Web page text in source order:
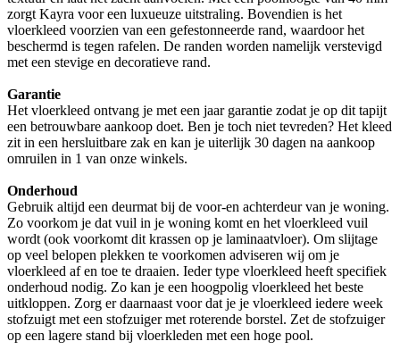
zorgt Kayra voor een luxueuze uitstraling. Bovendien is het
vloerkleed voorzien van een gefestonneerde rand, waardoor het
beschermd is tegen rafelen. De randen worden namelijk verstevigd
met een stevige en decoratieve rand.
Garantie
Het vloerkleed ontvang je met een jaar garantie zodat je op dit tapijt
een betrouwbare aankoop doet. Ben je toch niet tevreden? Het kleed
zit in een hersluitbare zak en kan je uiterlijk 30 dagen na aankoop
omruilen in 1 van onze winkels.
Onderhoud
Gebruik altijd een deurmat bij de voor-en achterdeur van je woning.
Zo voorkom je dat vuil in je woning komt en het vloerkleed vuil
wordt (ook voorkomt dit krassen op je laminaatvloer). Om slijtage
op veel belopen plekken te voorkomen adviseren wij om je
vloerkleed af en toe te draaien. Ieder type vloerkleed heeft specifiek
onderhoud nodig. Zo kan je een hoogpolig vloerkleed het beste
uitkloppen. Zorg er daarnaast voor dat je je vloerkleed iedere week
stofzuigt met een stofzuiger met roterende borstel. Zet de stofzuiger
op een lagere stand bij vloerkleden met een hoge pool.